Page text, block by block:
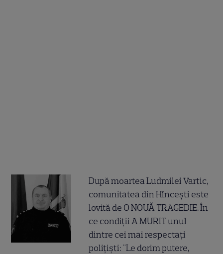
După moartea Ludmilei Vartic,
comunitatea din Hîncești este
lovită de O NOUĂ TRAGEDIE. În
ce condiții A MURIT unul
dintre cei mai respectați
polițiști: "Le dorim putere,